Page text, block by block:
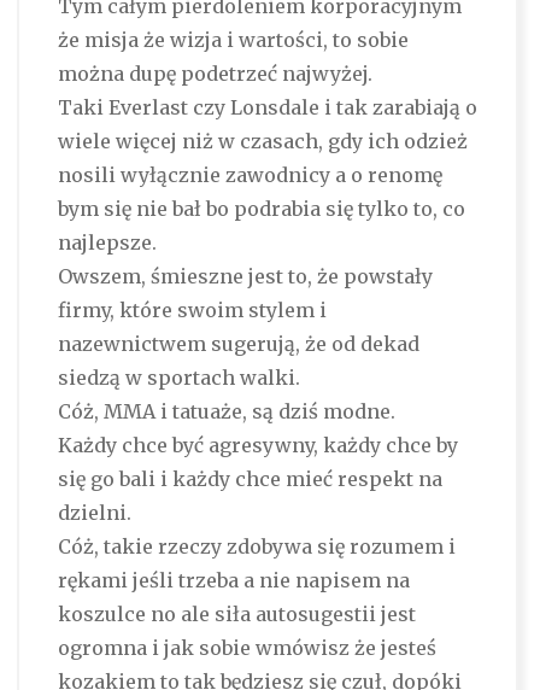
Tym całym pierdoleniem korporacyjnym
że misja że wizja i wartości, to sobie
można dupę podetrzeć najwyżej.
Taki Everlast czy Lonsdale i tak zarabiają o
wiele więcej niż w czasach, gdy ich odzież
nosili wyłącznie zawodnicy a o renomę
bym się nie bał bo podrabia się tylko to, co
najlepsze.
Owszem, śmieszne jest to, że powstały
firmy, które swoim stylem i
nazewnictwem sugerują, że od dekad
siedzą w sportach walki.
Cóż, MMA i tatuaże, są dziś modne.
Każdy chce być agresywny, każdy chce by
się go bali i każdy chce mieć respekt na
dzielni.
Cóż, takie rzeczy zdobywa się rozumem i
rękami jeśli trzeba a nie napisem na
koszulce no ale siła autosugestii jest
ogromna i jak sobie wmówisz że jesteś
kozakiem to tak będziesz się czuł, dopóki